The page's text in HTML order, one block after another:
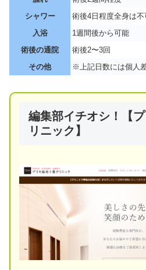
シャワー
術後4日程度全身は不
入浴
1週間後から可能
術後の通院
術後2〜3回
その他
※上記日数には個人
編集部イチオシ！【
リニック】